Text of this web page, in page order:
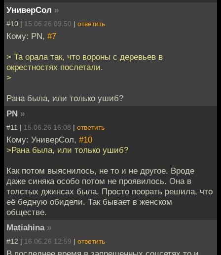
УниверСол »
#10 | 15.06.26 09:50 | ответить
Кому: PN, #7
> Та орала так, что вороны с деревьев в
окрестностях послетали.
>
Рана была, или только ушиб?
PN »
#11 | 15.06.26 16:08 | ответить
Кому: УниверСол, #10
>Рана была, или только ушиб?
Как потом выяснилось, не то и не другое. Вроде
даже синяка особо потом не проявилось. Она в
толстых джинсах была. Просто поорать решила, что
её бедную обидели. Так бывает в женском
обществе.
Matiahina »
#12 | 16.06.26 12:59 | ответить